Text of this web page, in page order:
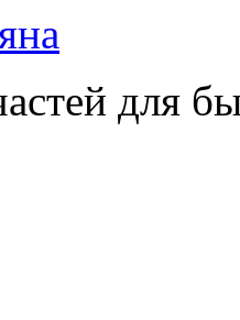
для